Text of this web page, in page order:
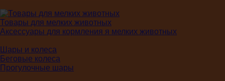
Товары для мелких животных
Аксессуары для кормления я мелких животных
Шары и колеса
Беговые колеса
Прогулочные шары